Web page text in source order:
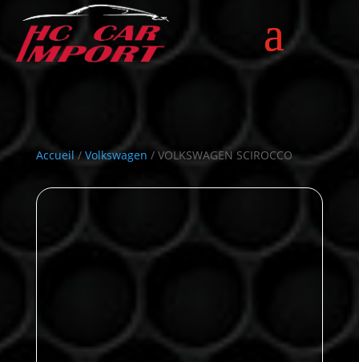
Accueil/ Volkswagen / VOLKSWAGEN SCIROCCO